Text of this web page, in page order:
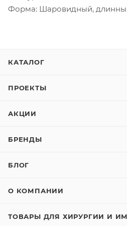
Форма: Шаровидный,
КАТАЛОГ
ПРОЕКТЫ
АКЦИИ
БРЕНДЫ
БЛОГ
О КОМПАНИИ
ТОВАРЫ ДЛЯ ХИРУРГИИ И